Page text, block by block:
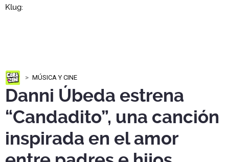
MÚSICA Y CINE
Danni Úbeda estrena
“Candadito”, una canción
inspirada en el amor